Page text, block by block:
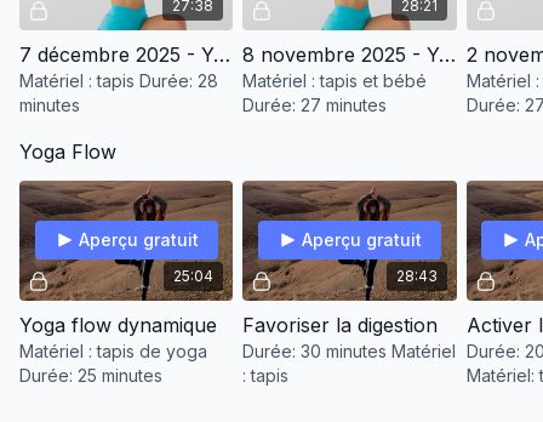
27:38
7 décembre 2025 - Yoga doux pour les maux de tête
Matériel : tapis Durée: 28
minutes
28:21
8 novembre 2025 - Yoga postnatal
Matériel : tapis et bébé
Durée: 27 minutes
Matériel
Durée:
Yoga Flow
25:04
Aperçu gratuit
Yoga flow dynamique
Matériel : tapis de yoga
Durée: 25 minutes
28:43
Aperçu gratuit
Favoriser la digestion
Durée: 30 minutes Matériel
: tapis
Activer
Durée:
Matériel: